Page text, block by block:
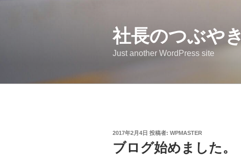
社長のつぶやき
Just another WordPress site
投
日:
2017年2月4日 投稿者: WPMASTER
ブログ始めました。